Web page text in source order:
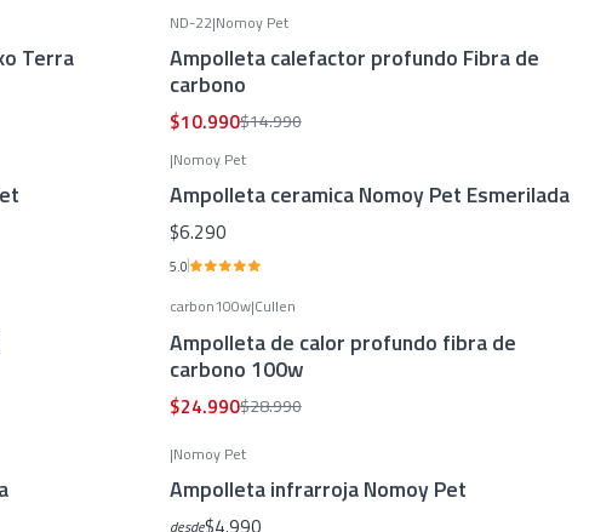
Terra
ND-22|Nomoy Pet
Ampolleta calefactor profundo Fibra de
carbono
$10.990$14.990
|Nomoy Pet
Ampolleta ceramica Nomoy Pet Esmerilada
$6.290
5.0
carbon100w|Cullen
Ampolleta de calor profundo fibra de
carbono 100w
$24.990$28.990
|Nomoy Pet
Ampolleta infrarroja Nomoy Pet
desde